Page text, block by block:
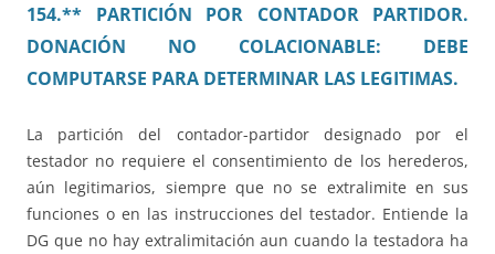
154.** PARTICIÓN POR CONTADOR PARTIDOR.
DONACIÓN NO COLACIONABLE: DEBE
COMPUTARSE PARA DETERMINAR LAS LEGITIMAS.
La partición del contador-partidor designado por el
testador no requiere el consentimiento de los herederos,
aún legitimarios, siempre que no se extralimite en sus
funciones o en las instrucciones del testador. Entiende la
DG que no hay extralimitación aun cuando la testadora ha